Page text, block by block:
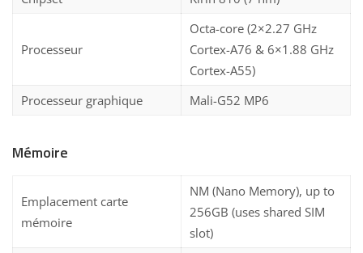
Processeur
Octa-core (2×2.27 GHz
Cortex-A76 & 6×1.88 GHz
Cortex-A55)
Processeur graphique
Mali-G52 MP6
Mémoire
Emplacement carte
mémoire
NM (Nano Memory), up to
256GB (uses shared SIM
slot)